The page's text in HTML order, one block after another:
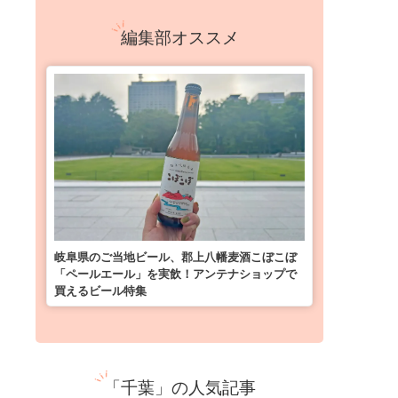
編集部オススメ
岐阜県のご当地ビール、郡上八幡麦酒こぼこぼ
「ペールエール」を実飲！アンテナショップで
買えるビール特集
「千葉」の人気記事